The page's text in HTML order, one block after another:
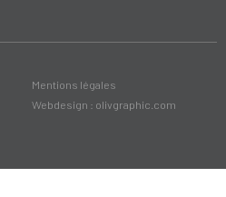
Mentions légales
Webdesign : olivgraphic.com